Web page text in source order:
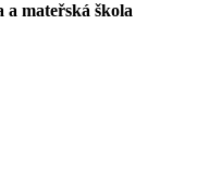
mateřská škola